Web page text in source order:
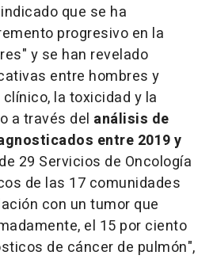
que se ha
progresivo en la
y se han revelado
entre hombres y
la toxicidad y la
a través del análisis de
entre 2019 y
29 Servicios de Oncología
de las 17 comunidades
con un tumor que
el 15 por ciento
de cáncer de pulmón",